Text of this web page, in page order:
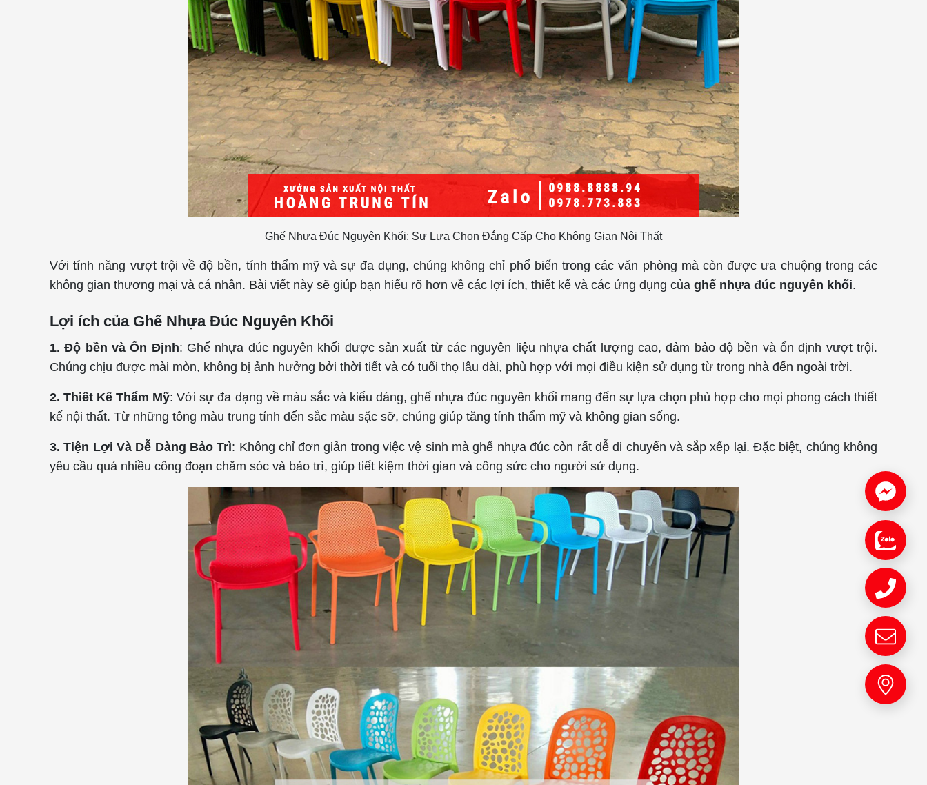
Ghế Nhựa Đúc Nguyên Khối: Sự Lựa Chọn Đẳng Cấp Cho Không Gian Nội Thất
Với tính năng vượt trội về độ bền, tính thẩm mỹ và sự đa dụng, chúng không chỉ phổ biến trong các văn phòng mà còn được ưa chuộng trong các
không gian thương mại và cá nhân. Bài viết này sẽ giúp bạn hiểu rõ hơn về các lợi ích, thiết kế và các ứng dụng của ghế nhựa đúc nguyên khối.
Lợi ích của Ghế Nhựa Đúc Nguyên Khối
1. Độ bền và Ổn Định: Ghế nhựa đúc nguyên khối được sản xuất từ các nguyên liệu nhựa chất lượng cao, đảm bảo độ bền và ổn định vượt trội.
Chúng chịu được mài mòn, không bị ảnh hưởng bởi thời tiết và có tuổi thọ lâu dài, phù hợp với mọi điều kiện sử dụng từ trong nhà đến ngoài trời.
2. Thiết Kế Thẩm Mỹ: Với sự đa dạng về màu sắc và kiểu dáng, ghế nhựa đúc nguyên khối mang đến sự lựa chọn phù hợp cho mọi phong cách thiết
kế nội thất. Từ những tông màu trung tính đến sắc màu sặc sỡ, chúng giúp tăng tính thẩm mỹ và không gian sống.
3. Tiện Lợi Và Dễ Dàng Bảo Trì: Không chỉ đơn giản trong việc vệ sinh mà ghế nhựa đúc còn rất dễ di chuyển và sắp xếp lại. Đặc biệt, chúng không
yêu cầu quá nhiều công đoạn chăm sóc và bảo trì, giúp tiết kiệm thời gian và công sức cho người sử dụng.